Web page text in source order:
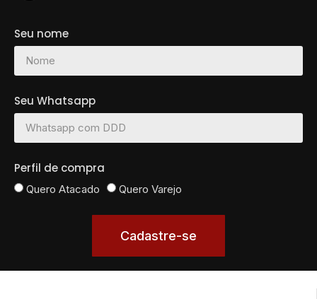
Seu nome
Seu Whatsapp
Perfil de compra
Quero Atacado Quero Varejo
Cadastre-se